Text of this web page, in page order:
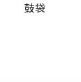
鼓袋